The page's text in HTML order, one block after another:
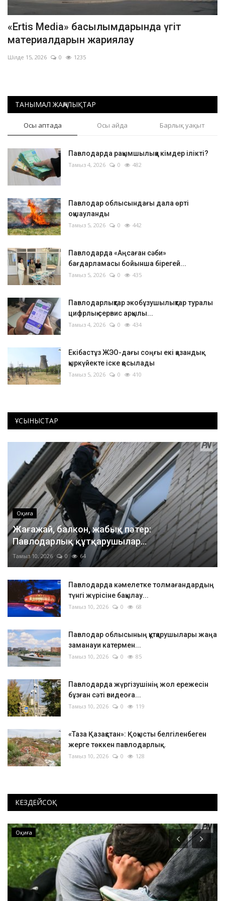
«Ertis Media» басылымдарында үгіт
материалдарын жариялау
Шілде 15, 2026 0 1235
ТАНЫМАЛ ЖАҢАЛЫҚТАР
Осы аптада Осы айда Барлық уақыт
Павлодарда рақымшылыққа кімдер ілікті?
Тамыз 4, 2026 0 482
Павлодар облысындағы дала өрті
оқшауланды
Тамыз 5, 2026 0 442
Павлодарда «Аңсаған сәби»
бағдарламасы бойынша бірегей...
Тамыз 5, 2026 0 435
Павлодарлықтар экобұзушылықтар туралы
цифрлық сервис арқылы...
Тамыз 4, 2026 0 434
Екібастұз ЖЭО-дағы соңғы екі қазандық
қыркүйекте іске қосылады
Тамыз 5, 2026 0 410
ҰСЫНЫСТАР
Оқиға
Жағажай, балкон, жабық пәтер:
Павлодарлық құтқарушылар...
Тамыз 10, 2026 0 64
Павлодарда кәмелетке толмағандардың
түнгі жүрісіне бақылау...
Тамыз 10, 2026 0 68
Павлодар облысының құтқарушылары жаңа
заманауи катермен...
Тамыз 10, 2026 0 85
Павлодарда жүргізушінің жол ережесін
бұзған сәті видеоға...
Тамыз 10, 2026 0 119
«Таза Қазақстан»: Қоқысты белгіленбеген
жерге төккен павлодарлық...
Тамыз 10, 2026 0 128
КЕЗДЕЙСОҚ
Хоккей